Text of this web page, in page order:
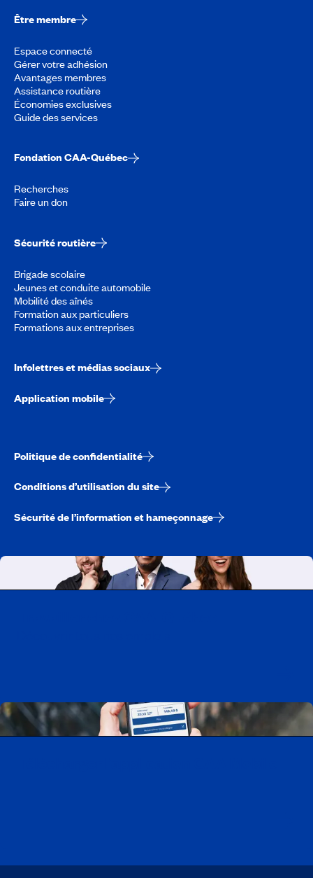
Être membre
Espace connecté
Gérer votre adhésion
Avantages membres
Assistance routière
Économies exclusives
Guide des services
Fondation CAA-Québec
Recherches
Faire un don
Sécurité routière
Brigade scolaire
Jeunes et conduite automobile
Mobilité des aînés
Formation aux particuliers
Formations aux entreprises
Infolettres et médias sociaux
Application mobile
Politique de confidentialité
Conditions d’utilisation du site
Sécurité de l’information et hameçonnage